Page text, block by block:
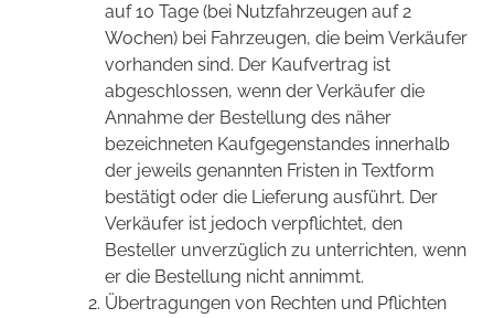
auf 10 Tage (bei Nutzfahrzeugen auf 2
Wochen) bei Fahrzeugen, die beim Verkäufer
vorhanden sind. Der Kaufvertrag ist
abgeschlossen, wenn der Verkäufer die
Annahme der Bestellung des näher
bezeichneten Kaufgegenstandes innerhalb
der jeweils genannten Fristen in Textform
bestätigt oder die Lieferung ausführt. Der
Verkäufer ist jedoch verpflichtet, den
Besteller unverzüglich zu unterrichten, wenn
er die Bestellung nicht annimmt.
Übertragungen von Rechten und Pflichten